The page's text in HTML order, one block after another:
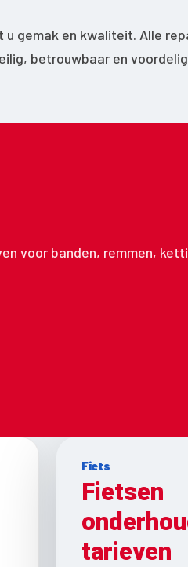
gemak en kwaliteit. Alle
betrouwbaar en
voor banden, remmen,
Fiets
Fietsen
tarieven